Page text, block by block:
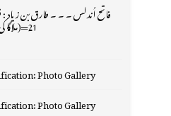
فاتح اُندلس ۔ ۔ ۔ طارق بن زیاد :
21═(ملاگا کی فتح )═
Photo Gallery
Photo Gallery